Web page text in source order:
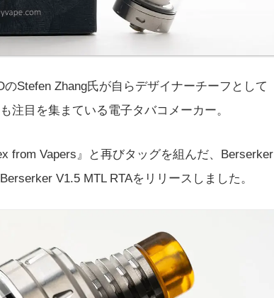
Stefen Zhang氏が自らデザイナーチーフとして
注目を集まている電子タバコメーカー。
from Vapers』と再びタッグを組んだ、Berserker
V1.5 MTL RTAをリリースしました。